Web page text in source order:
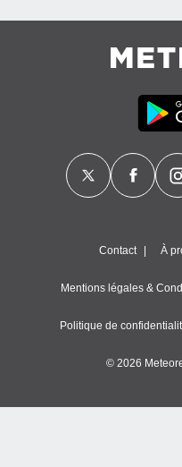
Contact À
Mentions légales &
Politique de
© 2026